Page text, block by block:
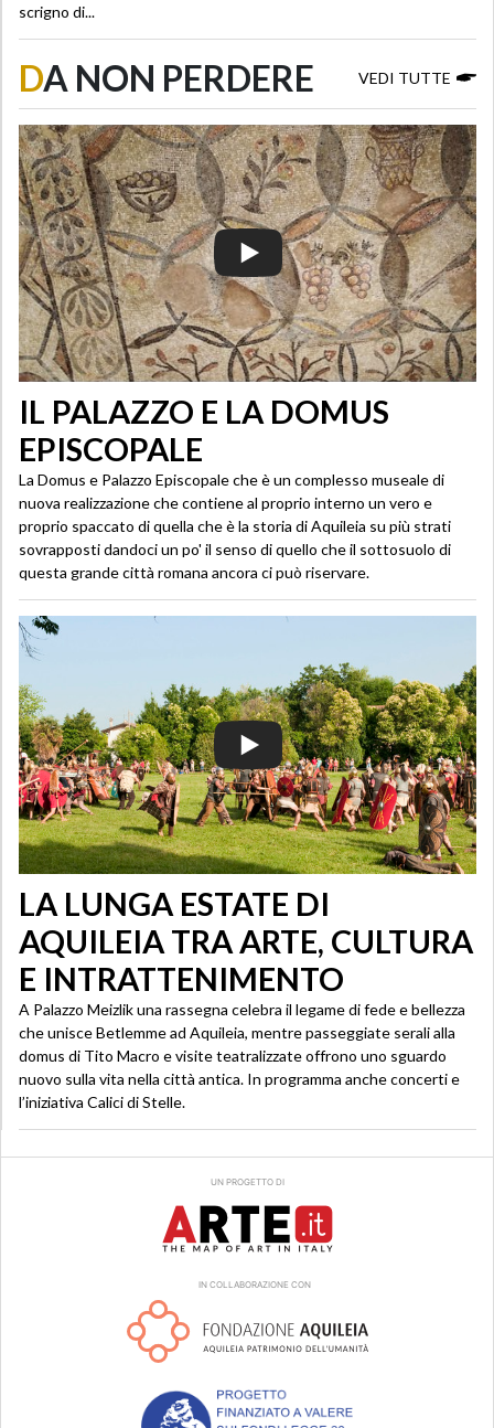
scrigno di...
DA NON PERDERE VEDI TUTTE
IL PALAZZO E LA DOMUS
EPISCOPALE
La Domus e Palazzo Episcopale che è un complesso museale di
nuova realizzazione che contiene al proprio interno un vero e
proprio spaccato di quella che è la storia di Aquileia su più strati
sovrapposti dandoci un po' il senso di quello che il sottosuolo di
questa grande città romana ancora ci può riservare.
LA LUNGA ESTATE DI
AQUILEIA TRA ARTE, CULTURA
E INTRATTENIMENTO
A Palazzo Meizlik una rassegna celebra il legame di fede e bellezza
che unisce Betlemme ad Aquileia, mentre passeggiate serali alla
domus di Tito Macro e visite teatralizzate offrono uno sguardo
nuovo sulla vita nella città antica. In programma anche concerti e
l’iniziativa Calici di Stelle.
UN PROGETTO DI
IN COLLABORAZIONE CON